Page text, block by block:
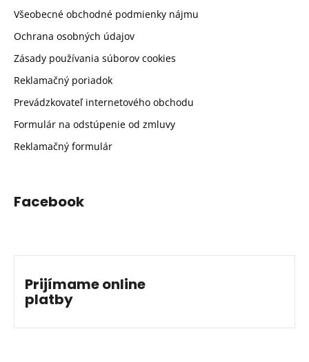
Všeobecné obchodné podmienky nájmu
Ochrana osobných údajov
Zásady používania súborov cookies
Reklamačný poriadok
Prevádzkovateľ internetového obchodu
Formulár na odstúpenie od zmluvy
Reklamačný formulár
Facebook
Prijímame online
platby